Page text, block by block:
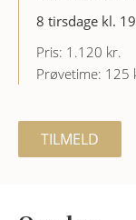
8 tirsdage kl.
Pris: 1.120 kr.
Prøvetime: 125
TILMELD